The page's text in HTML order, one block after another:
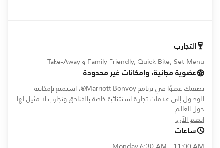
التجارب
Family Friendly, Quick Bite, Set Menu و Take-Away
عضوية مجانية، وإمكانات غير محدودة
بصفتك عضوًا في برنامج Marriott Bonvoy®، استمتع بإمكانية
الوصول إلى علامات تجارية استثنائية خاصة بالفنادق وتجارب لا مثيل لها
حول العالم.
انضم الآن.
ساعات